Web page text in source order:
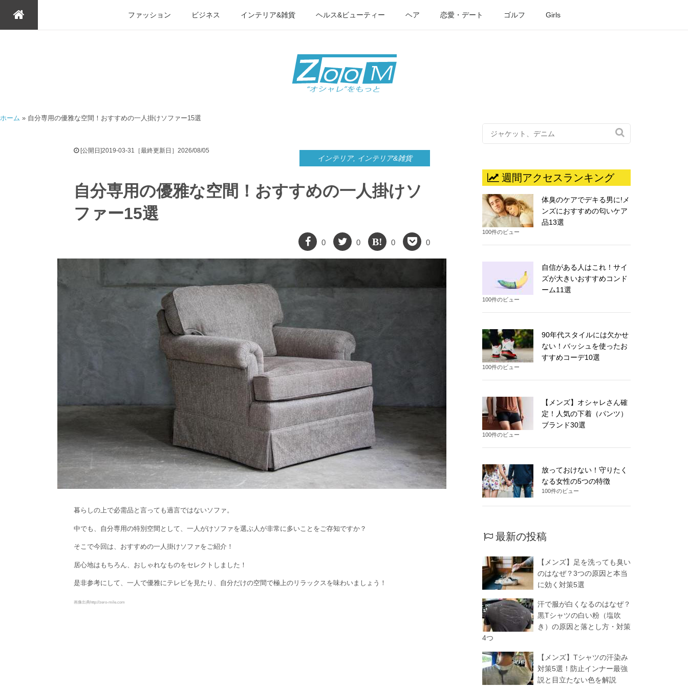
ファッション ビジネス インテリア&雑貨 ヘルス&ビューティー ヘア 恋愛・デート ゴルフ Girls
ホーム » 自分専用の優雅な空間！おすすめの一人掛けソファー15選
[公開日]2019-03-31［最終更新日］2026/08/05
インテリア, インテリア&雑貨
自分専用の優雅な空間！おすすめの一人掛けソ
ファー15選
0 0 0 0
暮らしの上で必需品と言っても過言ではないソファ。
中でも、自分専用の特別空間として、一人がけソファを選ぶ人が非常に多いことをご存知ですか？
そこで今回は、おすすめの一人掛けソファをご紹介！
居心地はもちろん、おしゃれなものをセレクトしました！
是非参考にして、一人で優雅にテレビを見たり、自分だけの空間で極上のリラックスを味わいましょう！
画像出典http://zero-mile.com

週間アクセスランキング
体臭のケアでデキる男に!メ
ンズにおすすめの匂いケア
品13選
100件のビュー
自信がある人はこれ！サイ
ズが大きいおすすめコンド
ーム11選
100件のビュー
90年代スタイルには欠かせ
ない！バッシュを使ったお
すすめコーデ10選
100件のビュー
【メンズ】オシャレさん確
定！人気の下着（パンツ）
ブランド30選
100件のビュー
放っておけない！守りたく
なる女性の5つの特徴
100件のビュー
最新の投稿
【メンズ】足を洗っても臭い
のはなぜ？3つの原因と本当
に効く対策5選
汗で服が白くなるのはなぜ？
黒Tシャツの白い粉（塩吹
き）の原因と落とし方・対策
4つ
【メンズ】Tシャツの汗染み
対策5選！防止インナー最強
説と目立たない色を解説